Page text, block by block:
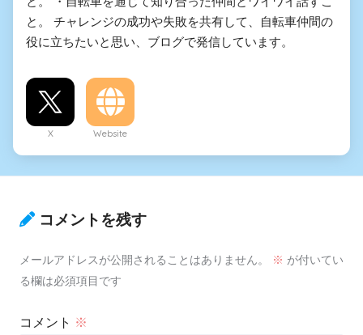
と。 チャレンジの成功や失敗を共有して、自転車仲間の
役に立ちたいと思い、ブログで発信しています。
X Website
コメントを残す
メールアドレスが公開されることはありません。 ※ が付いてい
る欄は必須項目です
コメント ※